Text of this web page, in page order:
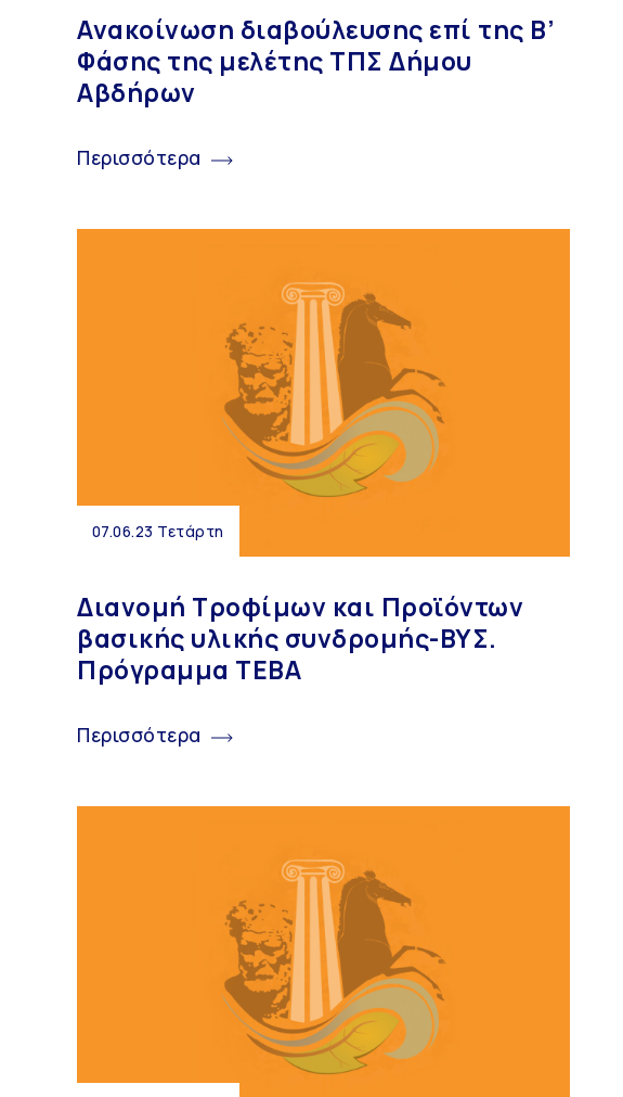
Ανακοίνωση διαβούλευσης επί της Β’
Φάσης της μελέτης ΤΠΣ Δήμου
Αβδήρων
Περισσότερα
07.06.23 Τετάρτη
Διανομή Τροφίμων και Προϊόντων
βασικής υλικής συνδρομής-ΒΥΣ.
Πρόγραμμα ΤΕΒΑ
Περισσότερα